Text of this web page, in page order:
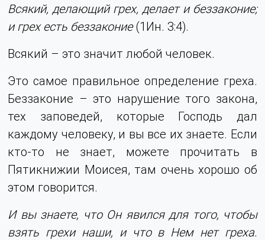
Всякий, делающий грех, делает и беззаконие;
и грех есть беззаконие(1Ин. 3:4).
Всякий – это значит любой человек.
Это самое правильное определение греха.
Беззаконие – это нарушение того закона,
тех заповедей, которые Господь дал
каждому человеку, и вы все их знаете. Если
кто-то не знает, можете прочитать в
Пятикнижии Моисея, там очень хорошо об
этом говорится.
И вы знаете, что Он явился для того, чтобы
взять грехи наши, и что в Нем нет греха.